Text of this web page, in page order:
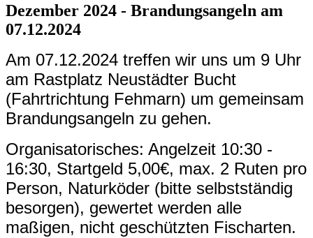
Dezember 2024 - Brandungsangeln am
07.12.2024
Am 07.12.2024 treffen wir uns um 9 Uhr
am Rastplatz Neustädter Bucht
(Fahrtrichtung Fehmarn) um gemeinsam
Brandungsangeln zu gehen.
Organisatorisches: Angelzeit 10:30 -
16:30, Startgeld 5,00€, max. 2 Ruten pro
Person, Naturköder (bitte selbstständig
besorgen), gewertet werden alle
maßigen, nicht geschützten Fischarten.